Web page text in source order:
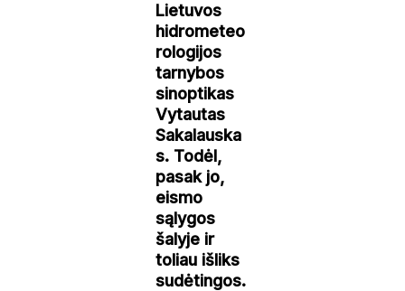
Lietuvos
hidrometeo
rologijos
tarnybos
sinoptikas
Vytautas
Sakalauska
s. Todėl,
pasak jo,
eismo
sąlygos
šalyje ir
toliau išliks
sudėtingos.